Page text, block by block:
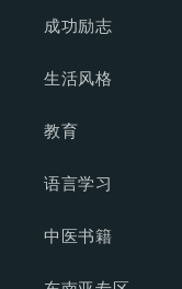
成功励志
生活风格
教育
语言学习
中医书籍